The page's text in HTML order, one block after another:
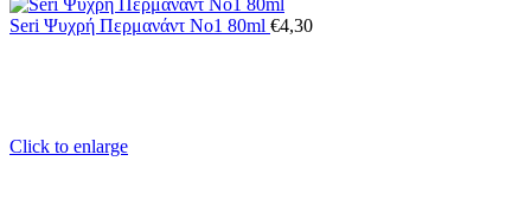
Seri Ψυχρή Περμανάντ No1 80ml €4,30
Click to enlarge